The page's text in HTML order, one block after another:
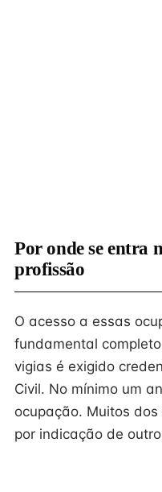
Por onde se entra
profissão
O acesso a essas
fundamental
vigias é exigido
Civil. No mínimo um
ocupação. Muitos
por indicação de